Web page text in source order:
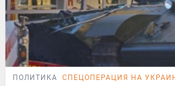
ПОЛИТИКА СПЕЦОПЕРАЦИЯ НА